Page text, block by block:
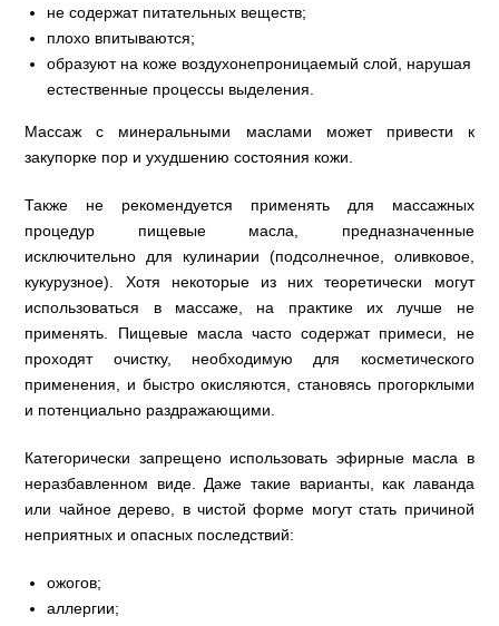
не содержат питательных веществ;
плохо впитываются;
образуют на коже воздухонепроницаемый слой, нарушая
естественные процессы выделения.
Массаж с минеральными маслами может привести к
закупорке пор и ухудшению состояния кожи.
Также не рекомендуется применять для массажных
процедур пищевые масла, предназначенные
исключительно для кулинарии (подсолнечное, оливковое,
кукурузное). Хотя некоторые из них теоретически могут
использоваться в массаже, на практике их лучше не
применять. Пищевые масла часто содержат примеси, не
проходят очистку, необходимую для косметического
применения, и быстро окисляются, становясь прогорклыми
и потенциально раздражающими.
Категорически запрещено использовать эфирные масла в
неразбавленном виде. Даже такие варианты, как лаванда
или чайное дерево, в чистой форме могут стать причиной
неприятных и опасных последствий:
ожогов;
аллергии;